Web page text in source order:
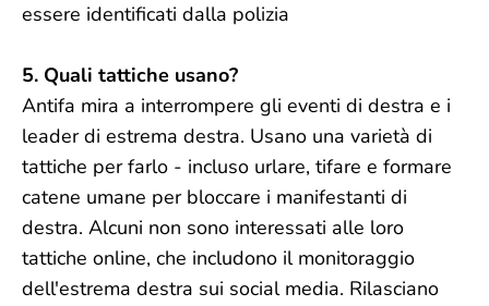
essere identificati dalla polizia
5. Quali tattiche usano?
Antifa mira a interrompere gli eventi di destra e i
leader di estrema destra. Usano una varietà di
tattiche per farlo - incluso urlare, tifare e formare
catene umane per bloccare i manifestanti di
destra. Alcuni non sono interessati alle loro
tattiche online, che includono il monitoraggio
dell'estrema destra sui social media. Rilasciano